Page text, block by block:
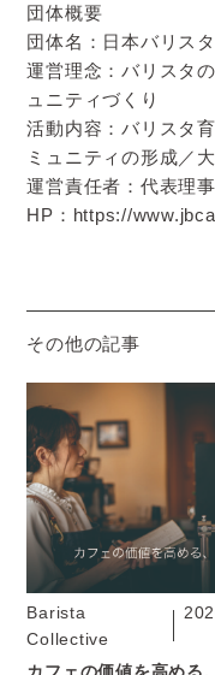
団体概要
団体名：日本バリス
運営理念：バリスタ
ュニティづくり
活動内容：バリスタ
ミュニティの形成／
運営責任者：代表理
HP： https://
その他の記事
Barista
Collective